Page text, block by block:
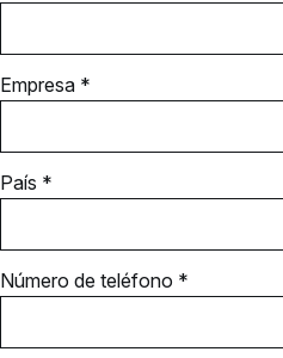
Empresa *
País *
Número de teléfono *